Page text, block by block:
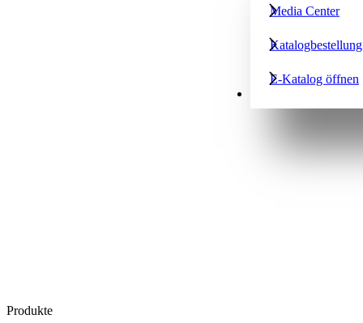
Media Center
Katalogbestellung
E-Katalog öffnen
Produkte